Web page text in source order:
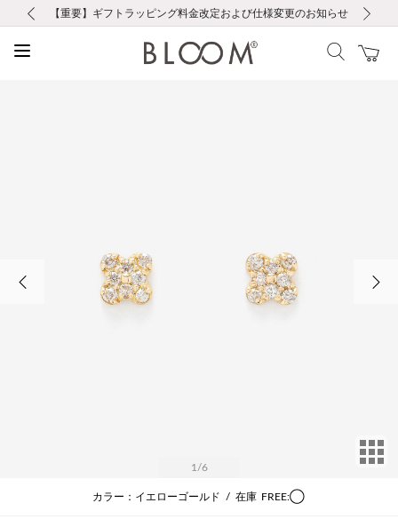
お修理・アフターサービスのご案内
【重要】令和８年熊本地震に伴う集配への影響について
【重要】ギフトラッピング料金改定および仕様変更のお知らせ
【重要】夏季休業の営業についてのご案内
税込5,500円以上で送料無料｜最短24時間以内に発送
新規会員登録で1000ポイントプレゼント！
新規LINE友だち登録で500円クーポンプレゼント
会員限定！レビュー投稿で100ポイントプレゼント
お修理・アフターサービスのご案内
【重要】令和８年熊本地震に伴う集配への影響について
1 /6
カラー：イエローゴールド / 在庫 FREE:◯